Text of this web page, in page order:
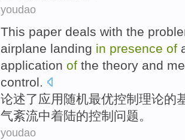
youdao
This paper deals with the
airplane landing in presence of
application of the theory and
control.
论述了应用 随机最优控制 理论的
气紊流中着陆的控制问题。
youdao